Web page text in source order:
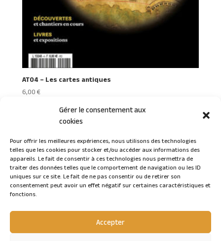
Gérer le consentement aux
cookies
Pour offrir les meilleures expériences, nous utilisons des technologies
telles que les cookies pour stocker et/ou accéder aux informations des
appareils. Le fait de consentir à ces technologies nous permettra de
traiter des données telles que le comportement de navigation ou les ID
uniques sur ce site. Le fait de ne pas consentir ou de retirer son
consentement peut avoir un effet négatif sur certaines caractéristiques et
fonctions.
Accepter
AT04 – Les cartes antiques
6,00€
Connexion